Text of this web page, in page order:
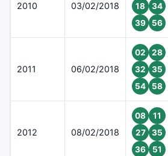
2010 03/02/2018
18
34
39
56
2011 06/02/2018
02
28
32
35
54
58
2012 08/02/2018
08
11
27
35
36
51